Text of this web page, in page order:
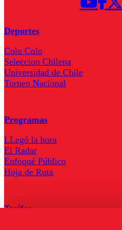
Deportes
Colo Colo
Seleccion Chilena
Universidad de Chile
Torneo Nacional
Programas
LLegó la hora
El Radar
Enfoqué Público
Hoja de Ruta
Tarifas